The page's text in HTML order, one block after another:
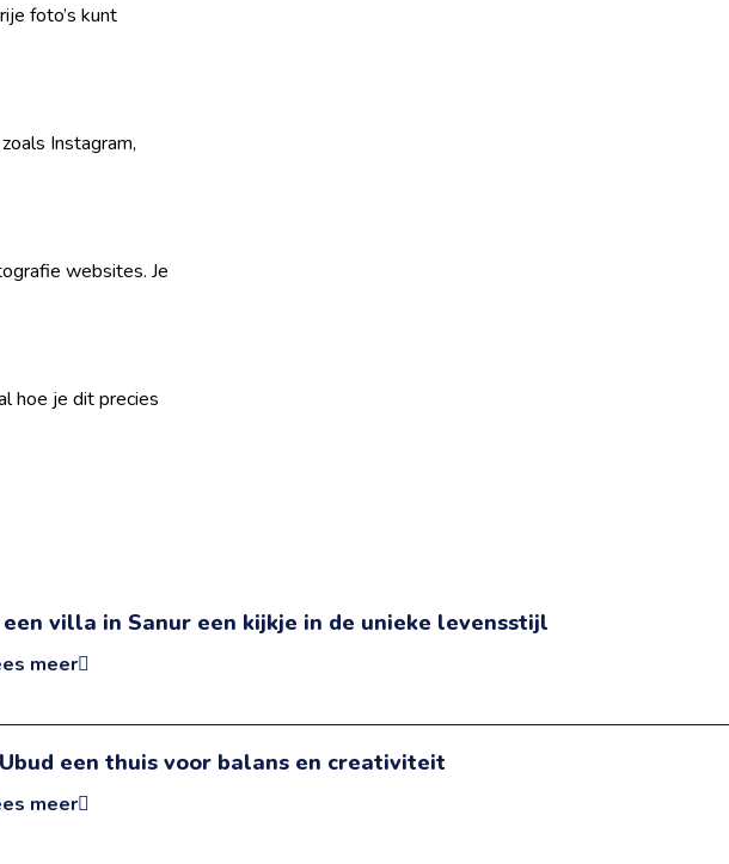
foto’s kunt
Instagram,
websites. Je
hoe je dit precies
villa in Sanur een kijkje in de unieke levensstijl
meer
een thuis voor balans en creativiteit
meer